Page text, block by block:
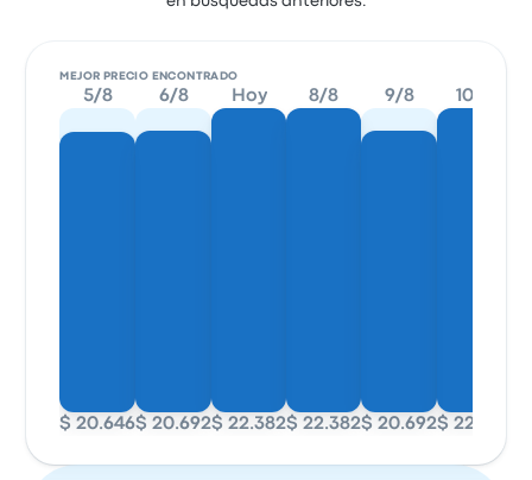
MEJOR PRECIO ENCONTRADO
5/8
$ 20.646
6/8
$ 20.692
Hoy
$ 22.382
8/8
$ 22.382
9/8
$ 20.692
10/8
$ 22.352